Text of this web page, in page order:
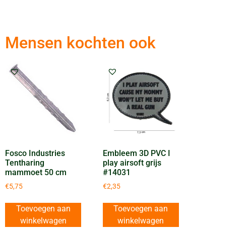
Mensen kochten ook
Fosco Industries
Tentharing
mammoet 50 cm
€5,75
Toevoegen aan
winkelwagen
Embleem 3D PVC I
play airsoft grijs
#14031
€2,35
Toevoegen aan
winkelwagen